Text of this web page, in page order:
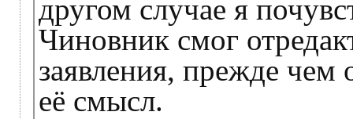
другом случае я
Чиновник смог
заявления, прежде
её смысл.